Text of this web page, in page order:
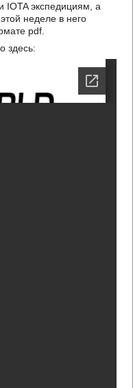
IOTA экспедициям, а
неделе в него
pdf.
здесь: